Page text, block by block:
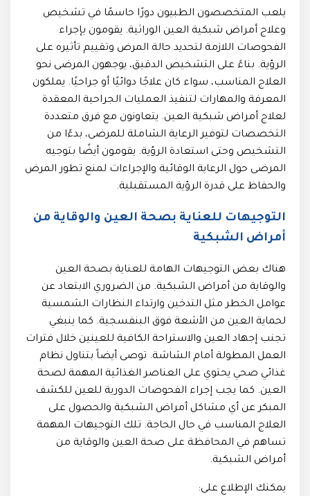
يلعب المتخصصون الطبيون دورًا حاسمًا في تشخيص
وعلاج أمراض شبكية العين الوراثية. يقومون بإجراء
الفحوصات اللازمة لتحديد حالة المرض وتقييم تأثيره على
الرؤية. بناءً على التشخيص الدقيق، يوجهون المرضى نحو
العلاج المناسب، سواء كان علاجًا دوائيًا أو جراحيًا. يملكون
المعرفة والمهارات لتنفيذ العمليات الجراحية المعقدة
لعلاج أمراض شبكية العين. يتعاونون مع فرق متعددة
التخصصات لتوفير الرعاية الشاملة للمرضى، بدءًا من
التشخيص وحتى استعادة الرؤية. يقومون أيضًا بتوجيه
المرضى حول الرعاية الوقائية والإجراءات لمنع تطور المرض
والحفاظ على قدرة الرؤية المستقبلية.
التوجيهات للعناية بصحة العين والوقاية من
أمراض الشبكية
هناك بعض التوجيهات الهامة للعناية بصحة العين
والوقاية من أمراض الشبكية. من الضروري الابتعاد عن
عوامل الخطر مثل التدخين وارتداء النظارات الشمسية
لحماية العين من الأشعة فوق البنفسجية. كما ينبغي
تجنب إجهاد العين والاستراحة الكافية للعينين خلال فترات
العمل المطولة أمام الشاشة. توصى أيضاً بتناول نظام
غذائي صحي يحتوي على العناصر الغذائية المهمة لصحة
العين. كما يجب إجراء الفحوصات الدورية للعين للكشف
المبكر عن أي مشاكل أمراض الشبكية والحصول على
العلاج المناسب في حال الحاجة. تلك التوجيهات المهمة
تساهم في المحافظة على صحة العين والوقاية من
أمراض الشبكية.
يمكنك الإطلاع على: